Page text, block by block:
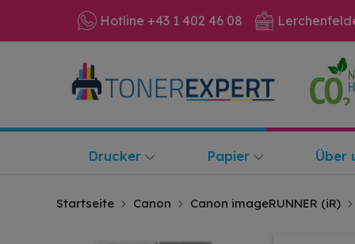
Hotline +43 1 402 46 08
Drucker Papier Über
Startseite Canon Canon imageRUNNER (iR)